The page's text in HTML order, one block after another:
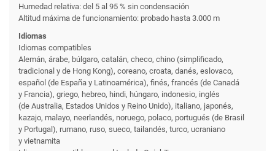
Humedad relativa: del 5 al 95 % sin condensación
Altitud máxima de funciona­miento: probado hasta 3.000 m
Idiomas
Idiomas compatibles
Alemán, árabe, búlgaro, catalán, checo, chino (simplificado,
tradicional y de Hong Kong), coreano, croata, danés, eslovaco,
español (de España y Latinoamérica), finés, francés (de Canadá
y Francia), griego, hebreo, hindi, húngaro, indonesio, inglés
(de Australia, Estados Unidos y Reino Unido), italiano, japonés,
kazajo, malayo, neerlandés, noruego, polaco, portugués (de Brasil
y Portugal), rumano, ruso, sueco, tailandés, turco, ucraniano
y vietnamita